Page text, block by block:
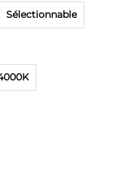
Sélectionnable